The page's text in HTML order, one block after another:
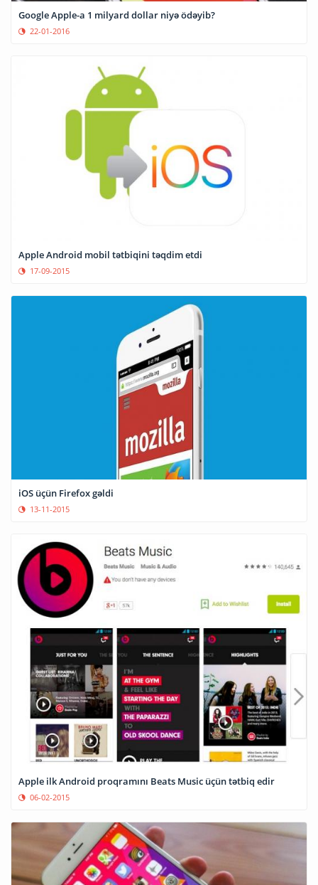
Google Apple-a 1 milyard dollar niyə ödəyib?
22-01-2016
Apple Android mobil tətbiqini təqdim etdi
17-09-2015
iOS üçün Firefox gəldi
13-11-2015
Apple ilk Android proqramını Beats Music üçün tətbiq edir
06-02-2015